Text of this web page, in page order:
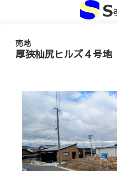
売地
厚狭杣尻ヒルズ４号地